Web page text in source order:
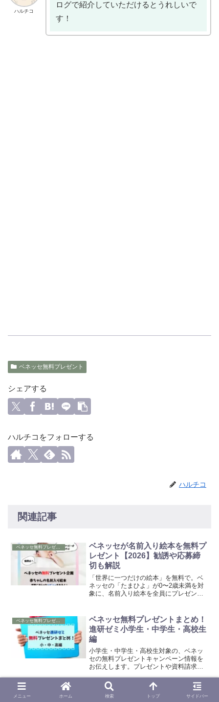
ハルチコ
ログで紹介していただけるとうれしいで
す！
ベネッセ無料プレゼント
シェアする
ハルチコをフォローする
ハルチコ
関連記事
ベネッセ無料プレゼント
ベネッセが名前入り絵本を無料プ
レゼント【2026】勧誘や応募締
切も解説
「世界に一つだけの絵本」を無料で。ベ
ネッセの「たまひよ」が0〜2歳未満を対
象に、名前入り絵本を全員にプレゼント
た体験談まで詳しく解説。
ベネッセ無料プレゼントまとめ！
進研ゼミ小学生・中学生・高校生
編
小学生・中学生・高校生対象の、ベネッ
セの無料プレゼントキャンペーン情報を
お伝えします。プレゼントや資料請求の
解説。勧誘が心配な人のために、DMの停
止方法までお伝えします。
【2026年最新版】ベネッセの本
メニュー ホーム 検索 トップ サイドバー